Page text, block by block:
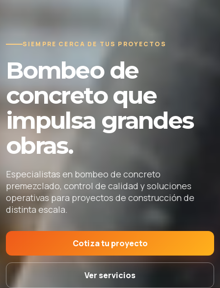
SIEMPRE CERCA DE TUS PROYECTOS
Bombeo de
concreto que
impulsa grandes
obras.
Especialistas en bombeo de concreto
premezclado, control de calidad y soluciones
operativas para proyectos de construcción de
distinta escala.
Cotiza tu proyecto
Ver servicios